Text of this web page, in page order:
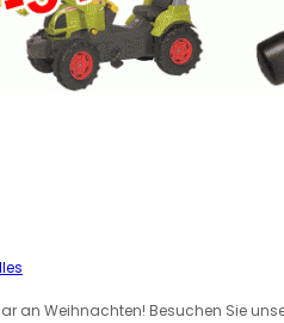
an Weihnachten! Besuchen Sie